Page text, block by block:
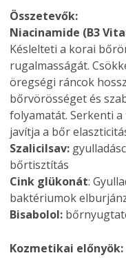
Összetevők:
Niacinamide (B3
Késlelteti a korai
rugalmasságát.
öregségi ráncok
bőrvörösséget és
folyamatát. Serkenti
javítja a bőr
Szalicilsav:
bőrtisztítás
Cink glükonát:
baktériumok
Bisabolol:
Kozmetikai előnyök: